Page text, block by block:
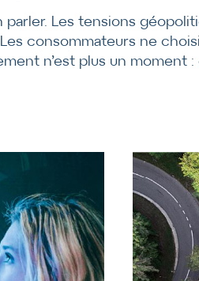
Les tensions
consommateurs ne
n’est plus un